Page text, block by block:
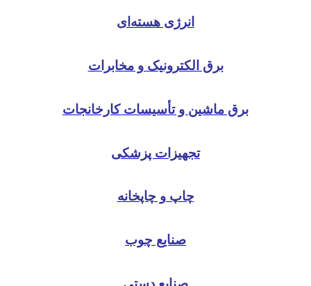
انرژی هسته‌ای
برق الکترونیک و مخابرات
برق ماشین و تأسیسات کارخانجات
تجهیزات پزشکی
چاپ و چاپخانه
صنایع چوب